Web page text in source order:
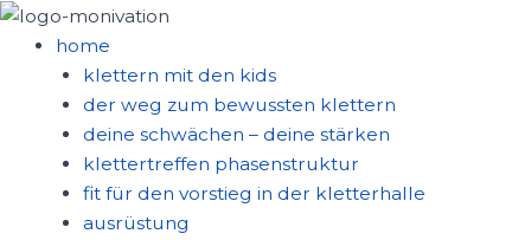
zum
inhalt
springen
home
klettern mit den kids
der weg zum bewussten klettern
deine schwächen – deine stärken
klettertreffen phasenstruktur
fit für den vorstieg in der kletterhalle
ausrüstung